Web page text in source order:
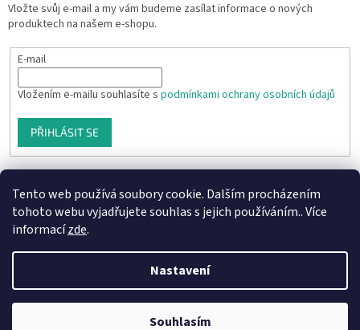
Tento web používá soubory cookie. Dalším procházením
tohoto webu vyjadřujete souhlas s jejich používáním.. Více
informacízde.
Nastavení
Souhlasím
Vložte svůj e-mail a my vám budeme zasílat informace o nových
produktech na našem e-shopu.
E-mail
Vložením e-mailu souhlasíte s podmínkami ochrany osobních údajů
PŘIHLÁSIT SE
Vytvořil Shoptet
Aprodukt.cz. Všechna práva vyhrazena.